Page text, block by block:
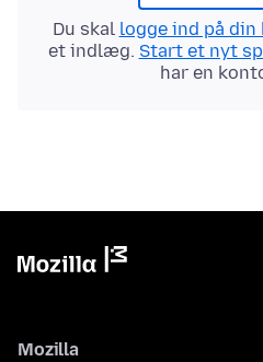
Du skal logge ind på din
et indlæg. Start et nyt
har en
Mozilla